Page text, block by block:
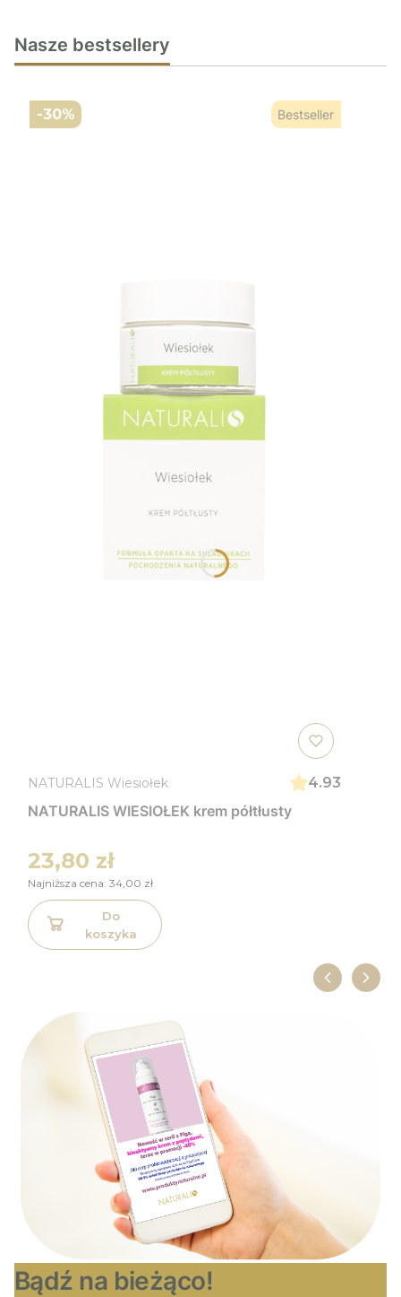
Nasze bestsellery
-30% Bestseller
NATURALIS Wiesiołek 4.93
NATURALIS WIESIOŁEK krem półtłusty
23,80 zł
Najniższa cena: 34,00 zł
Do
koszyka
Bądź na bieżąco!